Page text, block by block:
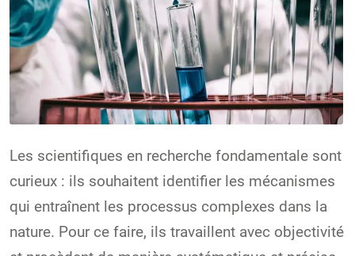
Les scientifiques en recherche fondamentale sont
curieux : ils souhaitent identifier les mécanismes
qui entraînent les processus complexes dans la
nature. Pour ce faire, ils travaillent avec objectivité